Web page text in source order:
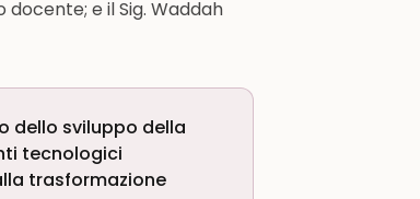
e il Sig. Waddah
dello sviluppo della
tecnologici
trasformazione